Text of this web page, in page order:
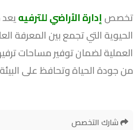
تخصصإدارة الأراضي للترفيه
الحيوية التي تجمع بين المعرفة
العملية لضمان توفير مساحات
من جودة الحياة وتحافظ على
شارك التخصص